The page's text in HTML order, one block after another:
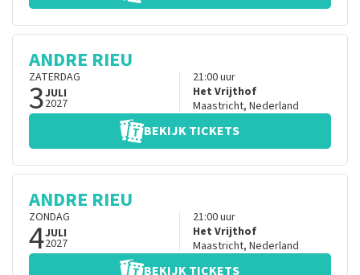
ANDRE RIEU
ZATERDAG
3JULI
2027
21:00uur
Het Vrijthof
Maastricht, Nederland
BEKIJK TICKETS
ANDRE RIEU
ZONDAG
4JULI
2027
21:00uur
Het Vrijthof
Maastricht, Nederland
BEKIJK TICKETS